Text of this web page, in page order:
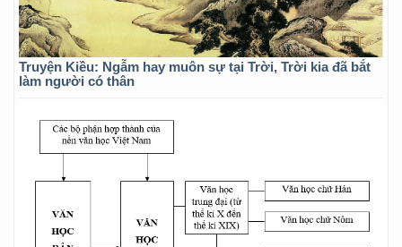
Truyện Kiều: Ngẫm hay muôn sự tại Trời, Trời kia đã bắt
làm người có thân